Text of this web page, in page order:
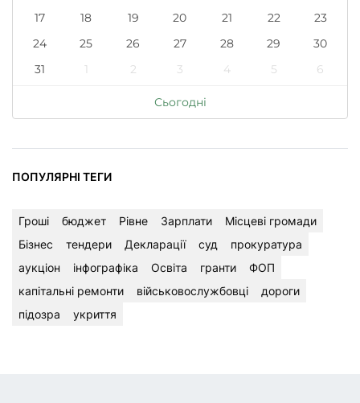
17
18 19 20 21 22
23
24
25 26 27 28 29
30
31
1 2 3 4 5 6
Сьогодні
ПОПУЛЯРНІ ТЕГИ
Гроші бюджет Рівне Зарплати
Місцеві громади
Бізнес
тендери Декларації суд
прокуратура
аукціон
інфографіка Освіта гранти
ФОП
капітальні ремонти
військовослужбовці
дороги
підозра
укриття